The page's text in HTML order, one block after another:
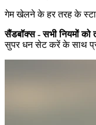
गेम खेलने के हर तरह के
सैंडबॉक्स - सभी नियमों को
सुपर धन सेट करें के साथ